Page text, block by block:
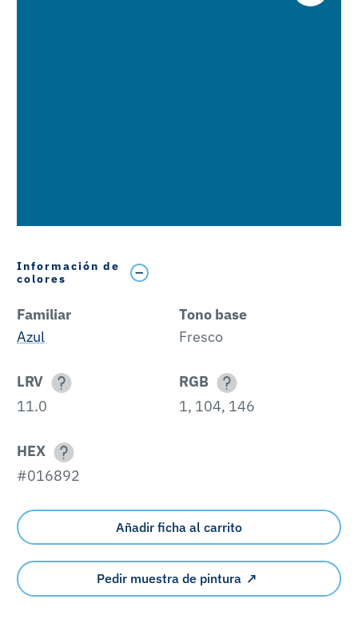
Información de
colores
Familiar
Azul
Tono base
Fresco
LRV
11.0
RGB
1, 104, 146
HEX
#016892
Añadir ficha al carrito
Pedir muestra de pintura